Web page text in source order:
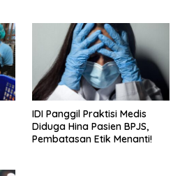
IDI Panggil Praktisi Medis
Diduga Hina Pasien BPJS,
Pembatasan Etik Menanti!